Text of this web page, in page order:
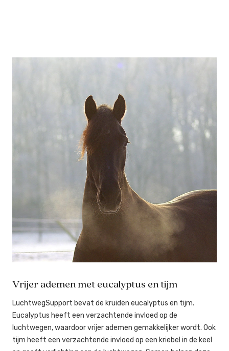
Vrijer ademen met eucalyptus en tijm
LuchtwegSupport bevat de kruiden eucalyptus en tijm.
Eucalyptus heeft een verzachtende invloed op de
luchtwegen, waardoor vrijer ademen gemakkelijker wordt. Ook
tijm heeft een verzachtende invloed op een kriebel in de keel